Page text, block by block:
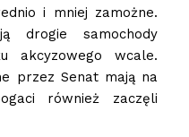
i mniej zamożne.
drogie samochody
akcyzowego wcale.
przez Senat mają na
również zaczęli